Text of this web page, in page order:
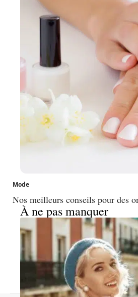
Mode
Nos meilleurs conseils pour des
À ne pas manquer